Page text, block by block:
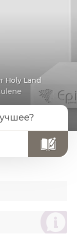
Holy Land
စ